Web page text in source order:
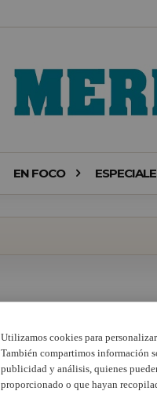
EN FOCO
Utilizamos cookies para
También compartimos información
publicidad y análisis, quienes
proporcionado o que hayan